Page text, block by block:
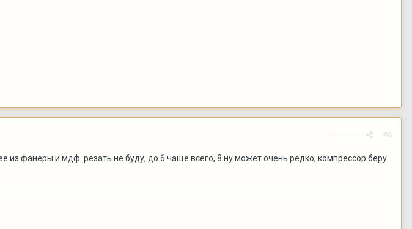
#6
из фанеры и мдф резать не буду, до 6 чаще всего, 8 ну может очень редко, компрессор беру